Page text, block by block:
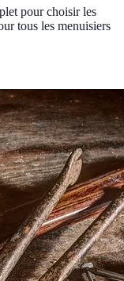
pour choisir les
tous les menuisiers